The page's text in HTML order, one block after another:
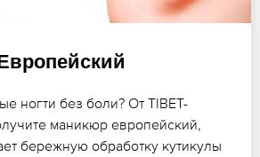
ногти без боли? От TIBET-
маникюр европейский,
бережную обработку кутикулы